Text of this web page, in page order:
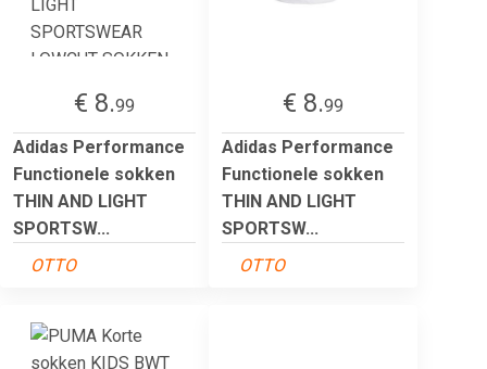
€ 8.99
Adidas Performance
Functionele sokken
THIN AND LIGHT
SPORTSW...
OTTO
€ 8.99
Adidas Performance
Functionele sokken
THIN AND LIGHT
SPORTSW...
OTTO